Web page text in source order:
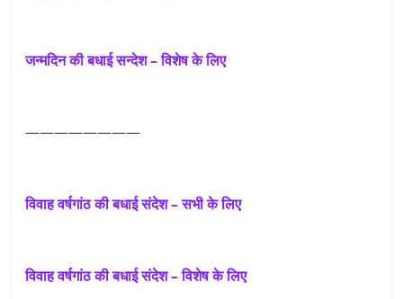
जन्मदिन की बधाई सन्देश – विशेष के लिए
————————
विवाह वर्षगांठ की बधाई संदेश –सभी के लिए
विवाह वर्षगांठ की बधाई संदेश –विशेष के लिए